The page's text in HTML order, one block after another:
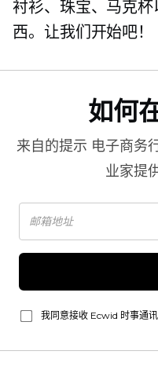
衬衫、珠宝、马克
西。让我们开始吧！
如何
来自的提示 电子商务
业家提
我同意接收 Ecwid 时事通讯